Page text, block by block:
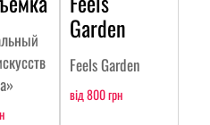
Garden
Feels Garden
від 800 грн